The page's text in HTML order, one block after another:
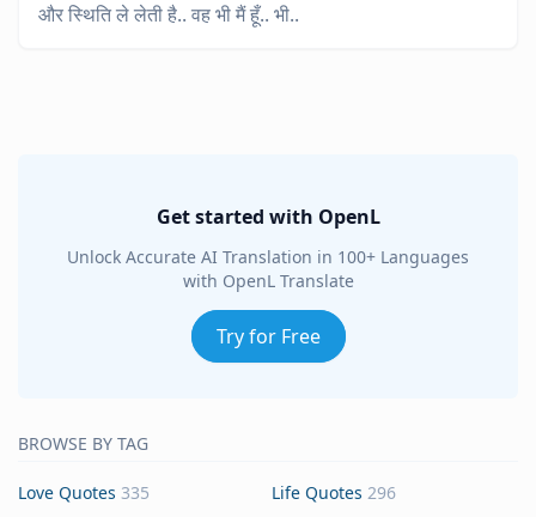
और स्थिति ले लेती है.. वह भी मैं हूँ.. भी..
Get started with OpenL
Unlock Accurate AI Translation in 100+ Languages
with OpenL Translate
Try for Free
BROWSE BY TAG
Love Quotes 335 Life Quotes 296